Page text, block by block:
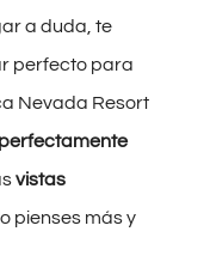
a duda, te
perfecto para
Nevada Resort
vistas
pienses más y